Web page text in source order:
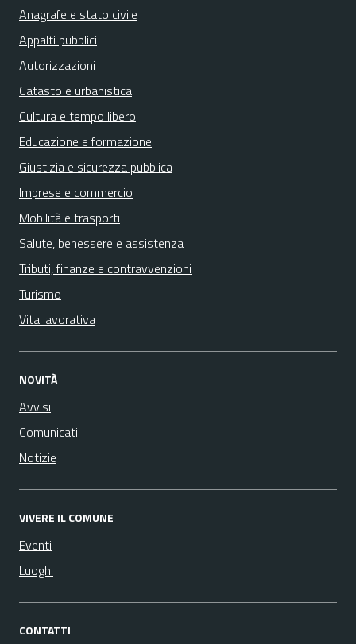
Anagrafe e stato civile
Appalti pubblici
Autorizzazioni
Catasto e urbanistica
Cultura e tempo libero
Educazione e formazione
Giustizia e sicurezza pubblica
Imprese e commercio
Mobilità e trasporti
Salute, benessere e assistenza
Tributi, finanze e contravvenzioni
Turismo
Vita lavorativa
NOVITÀ
Avvisi
Comunicati
Notizie
VIVERE IL COMUNE
Eventi
Luoghi
CONTATTI